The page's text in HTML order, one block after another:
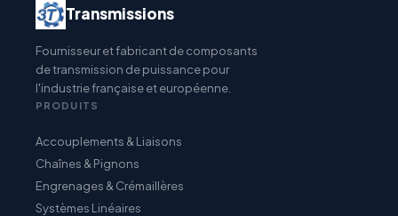
Transmissions
Fournisseur et fabricant de composants
de transmission de puissance pour
l'industrie française et européenne.
PRODUITS
Accouplements & Liaisons
Chaînes & Pignons
Engrenages & Crémaillères
Systèmes Linéaires